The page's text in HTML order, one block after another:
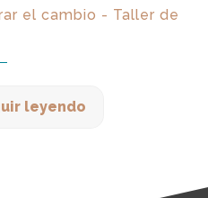
el cambio - Taller de
leyendo